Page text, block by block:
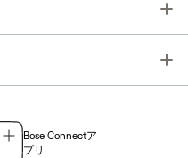
Bose Connectア
プリ